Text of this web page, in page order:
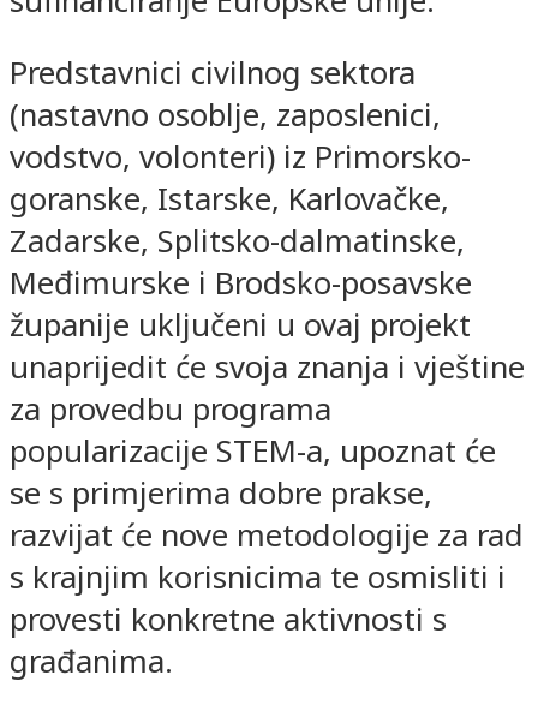
Predstavnici civilnog sektora
(nastavno osoblje, zaposlenici,
vodstvo, volonteri) iz Primorsko-
goranske, Istarske, Karlovačke,
Zadarske, Splitsko-dalmatinske,
Međimurske i Brodsko-posavske
županije uključeni u ovaj projekt
unaprijedit će svoja znanja i vještine
za provedbu programa
popularizacije STEM-a, upoznat će
se s primjerima dobre prakse,
razvijat će nove metodologije za rad
s krajnjim korisnicima te osmisliti i
provesti konkretne aktivnosti s
građanima.